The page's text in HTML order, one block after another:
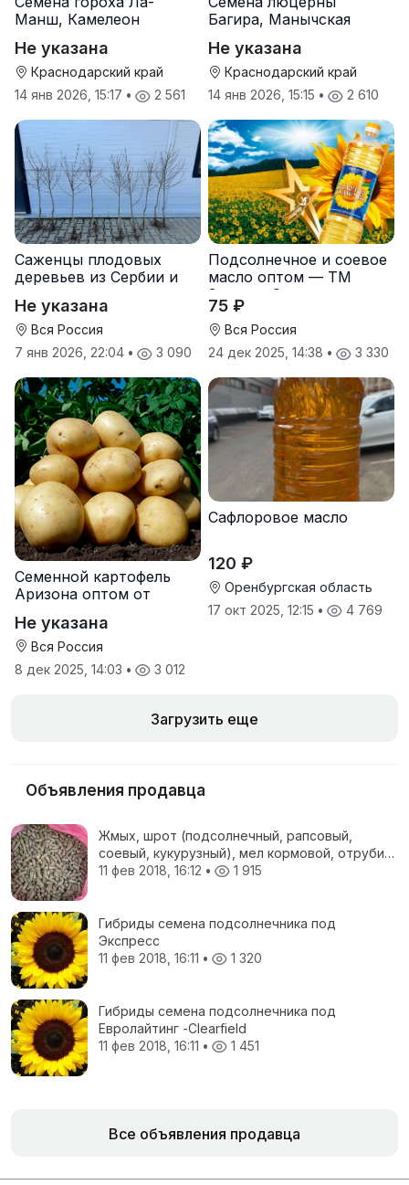
Манш, Камелеон
Не указана
Краснодарский край
14 янв 2026, 15:17 • 2 561
Багира, Манычская
Не указана
Краснодарский край
14 янв 2026, 15:15 • 2 610
Саженцы плодовых
деревьев из Сербии и
Не указана
Вся Россия
7 янв 2026, 22:04 • 3 090
Подсолнечное и соевое
масло оптом — ТМ
Золотая Семечка
75 ₽
Вся Россия
24 дек 2025, 14:38 • 3 330
Семенной картофель
Аризона оптом от
Не указана
Вся Россия
8 дек 2025, 14:03 • 3 012
Сафлоровое масло
120 ₽
Оренбургская область
17 окт 2025, 12:15 • 4 769
Загрузить еще
Объявления продавца
Жмых, шрот (подсолнечный, рапсовый,
соевый, кукурузный), мел кормовой, отруби
пшеничные, жом свекловичный, соя
11 фев 2018, 16:12 • 1 915
Гибриды семена подсолнечника под
Экспресс
11 фев 2018, 16:11 • 1 320
Гибриды семена подсолнечника под
Евролайтинг -Сlearfield
11 фев 2018, 16:11 • 1 451
Все объявления продавца